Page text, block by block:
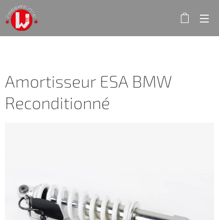
Amortisseur ESA BMW
Reconditionné